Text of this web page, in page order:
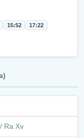
15:52
17:22
Ra Xv